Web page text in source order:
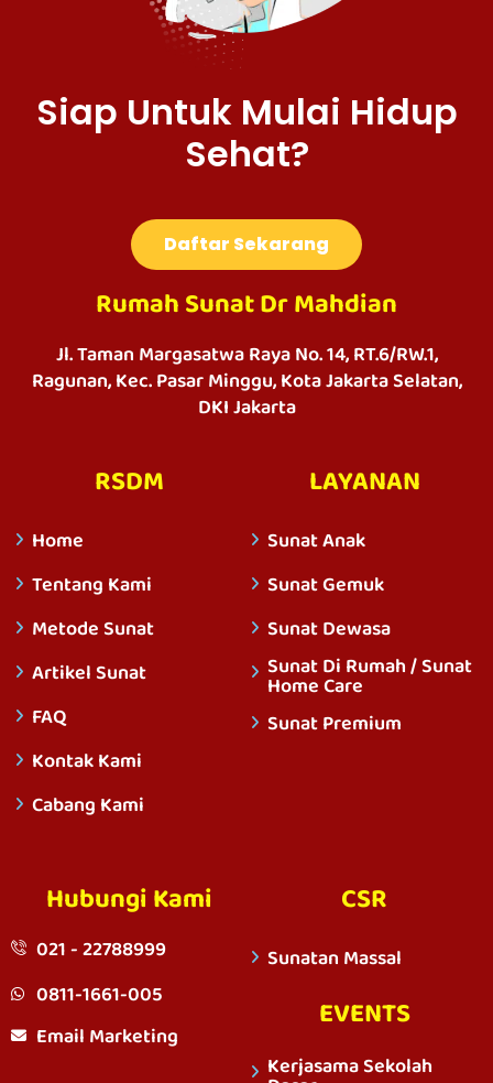
Siap Untuk Mulai Hidup
Sehat?
Daftar Sekarang
Rumah Sunat Dr Mahdian
Jl. Taman Margasatwa Raya No. 14, RT.6/RW.1,
Ragunan, Kec. Pasar Minggu, Kota Jakarta Selatan,
DKI Jakarta
RSDM
Home
Tentang Kami
Metode Sunat
Artikel Sunat
FAQ
Kontak Kami
Cabang Kami
LAYANAN
Sunat Anak
Sunat Gemuk
Sunat Dewasa
Sunat Di Rumah / Sunat
Home Care
Sunat Premium
Hubungi Kami
021 - 22788999
0811-1661-005
Email Marketing
CSR
Sunatan Massal
EVENTS
Kerjasama Sekolah